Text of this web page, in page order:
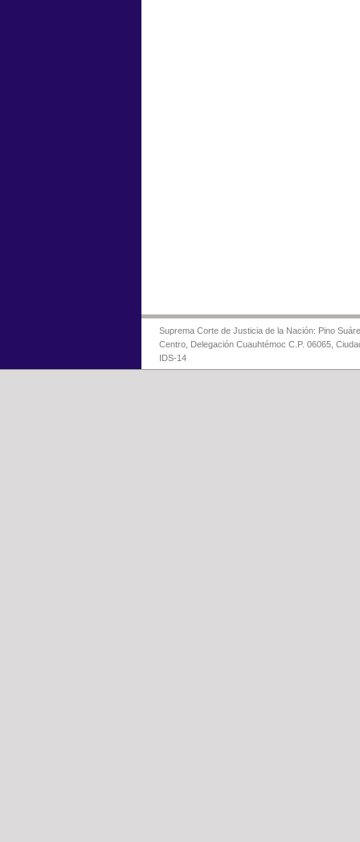
Suprema Corte de Justicia de la Nación: Pino
Centro, Delegación Cuauhtémoc C.P. 06065,
IDS-14